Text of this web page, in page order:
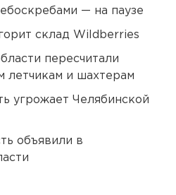
— на паузе
склад Wildberries
пересчитали
летчикам и шахтерам
угрожает Челябинской
объявили в